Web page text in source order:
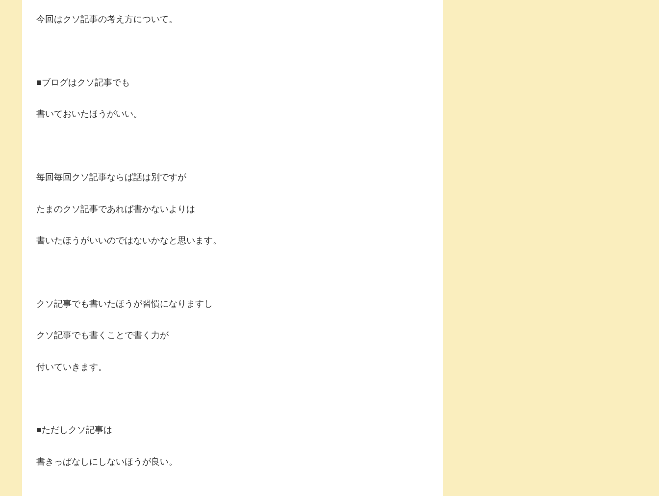
今回はクソ記事の考え方について。
■ブログはクソ記事でも
書いておいたほうがいい。
毎回毎回クソ記事ならば話は別ですが
たまのクソ記事であれば書かないよりは
書いたほうがいいのではないかなと思います。
クソ記事でも書いたほうが習慣になりますし
クソ記事でも書くことで書く力が
付いていきます。
■ただしクソ記事は
書きっぱなしにしないほうが良い。